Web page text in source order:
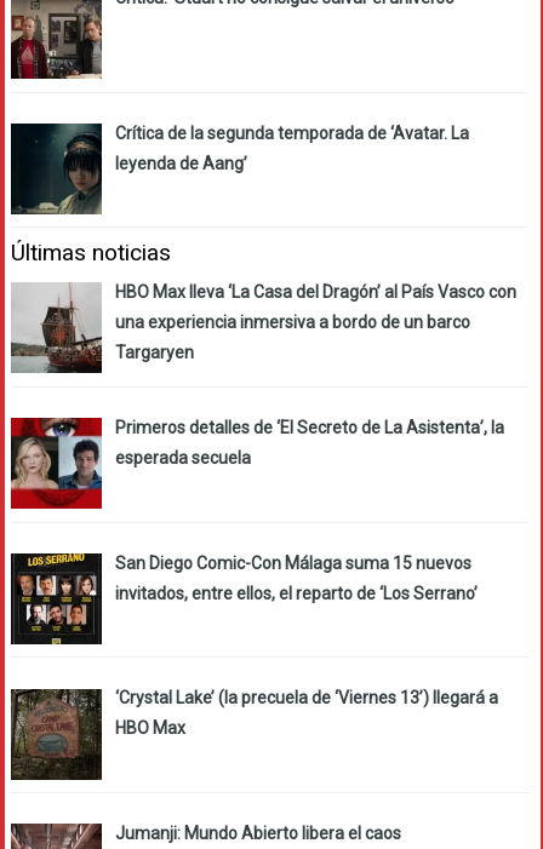
Crítica de la segunda temporada de ‘Avatar. La
leyenda de Aang’
Últimas noticias
HBO Max lleva ‘La Casa del Dragón’ al País Vasco con
una experiencia inmersiva a bordo de un barco
Targaryen
Primeros detalles de ‘El Secreto de La Asistenta’, la
esperada secuela
San Diego Comic-Con Málaga suma 15 nuevos
invitados, entre ellos, el reparto de ‘Los Serrano’
‘Crystal Lake’ (la precuela de ‘Viernes 13’) llegará a
HBO Max
Jumanji: Mundo Abierto libera el caos